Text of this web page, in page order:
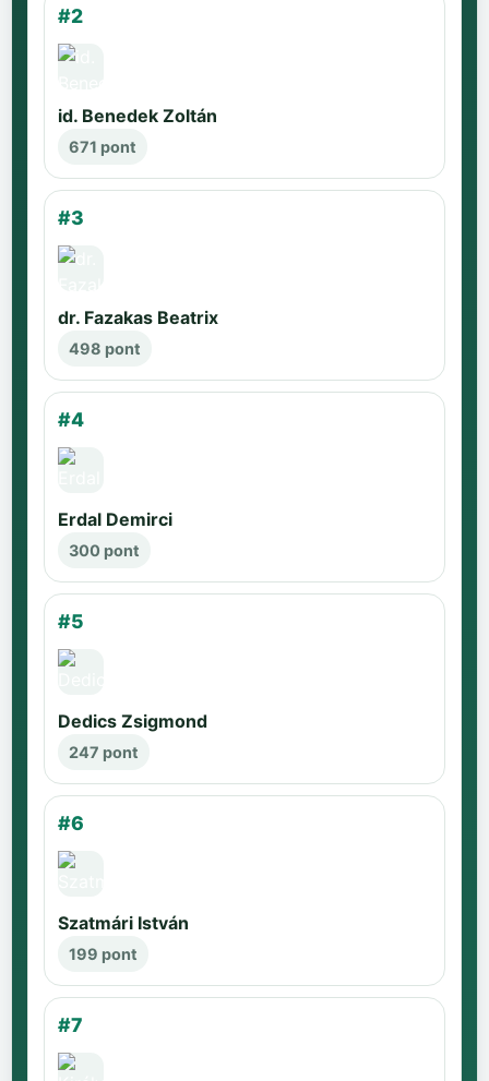
#2
id. Benedek Zoltán
671 pont
#3
dr. Fazakas Beatrix
498 pont
#4
Erdal Demirci
300 pont
#5
Dedics Zsigmond
247 pont
#6
Szatmári István
199 pont
#7